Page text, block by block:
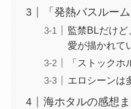
「発熱バスルー
監禁BLだけど
愛が描かれて
「ストックホ
エロシーンは
海ホタルの感想